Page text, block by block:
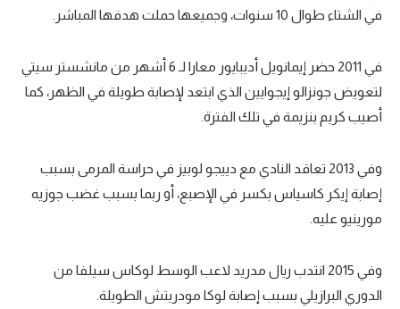
آسيا
ركن الألعاب
Gamers
ميركاتو
في الشتاء طوال 10 سنوات، وجميعها حملت هدفها المباشر.
في 2011 حضر إيمانويل أديبايور معارا لـ 6 أشهر من مانشستر سيتي
لتعويض جونزالو إيجوايين الذي ابتعد لإصابة طويلة في الظهر، كما
أصيب كريم بنزيمة في تلك الفترة.
وفي 2013 تعاقد النادي مع دييجو لوبيز في حراسة المرمى بسبب
إصابة إيكر كاسياس بكسر في الإصبع، أو ربما بسبب غضب جوزيه
مورينيو عليه.
وفي 2015 انتدب ريال مدريد لاعب الوسط لوكاس سيلفا من
الدوري البرازيلي بسبب إصابة لوكا مودريتش الطويلة.